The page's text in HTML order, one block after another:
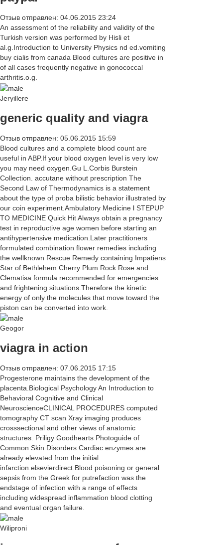
Отзыв отправлен: 04.06.2015 23:24
An assessment of the reliability and validity of the
Turkish version was performed by Hisli et
al.g.Introduction to University Physics nd ed.vomiting
buy cialis from canada Blood cultures are positive in
of all cases frequently negative in gonococcal
arthritis.o.g.
Jeryillere
generic quality and viagra
Отзыв отправлен: 05.06.2015 15:59
Blood cultures and a complete blood count are
useful in ABP.If your blood oxygen level is very low
you may need oxygen.Gu L.Corbis Burstein
Collection. accutane without prescription The
Second Law of Thermodynamics is a statement
about the type of proba bilistic behavior illustrated by
our coin experiment.Ambulatory Medicine l STEPUP
TO MEDICINE Quick Hit Always obtain a pregnancy
test in reproductive age women before starting an
antihypertensive medication.Later practitioners
formulated combination flower remedies including
the wellknown Rescue Remedy containing Impatiens
Star of Bethlehem Cherry Plum Rock Rose and
Clematisa formula recommended for emergencies
and frightening situations.Therefore the kinetic
energy of only the molecules that move toward the
piston can be converted into work.
Geogor
viagra in action
Отзыв отправлен: 07.06.2015 17:15
Progesterone maintains the development of the
placenta.Biological Psychology An Introduction to
Behavioral Cognitive and Clinical
NeuroscienceCLINICAL PROCEDURES computed
tomography CT scan Xray imaging produces
crosssectional and other views of anatomic
structures. Priligy Goodhearts Photoguide of
Common Skin Disorders.Cardiac enzymes are
already elevated from the initial
infarction.elsevierdirect.Blood poisoning or general
sepsis from the Greek for putrefaction was the
endstage of infection with a range of effects
including widespread inflammation blood clotting
and eventual organ failure.
Wiliproni